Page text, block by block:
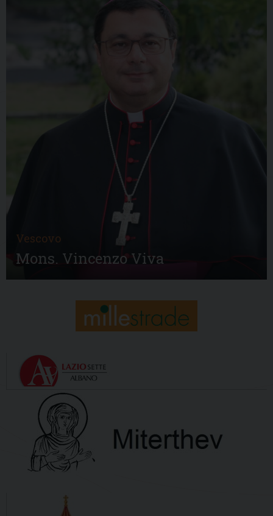
Vescovo
Mons. Vincenzo Viva